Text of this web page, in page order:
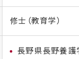
修士（教育学）
長野県長野養護